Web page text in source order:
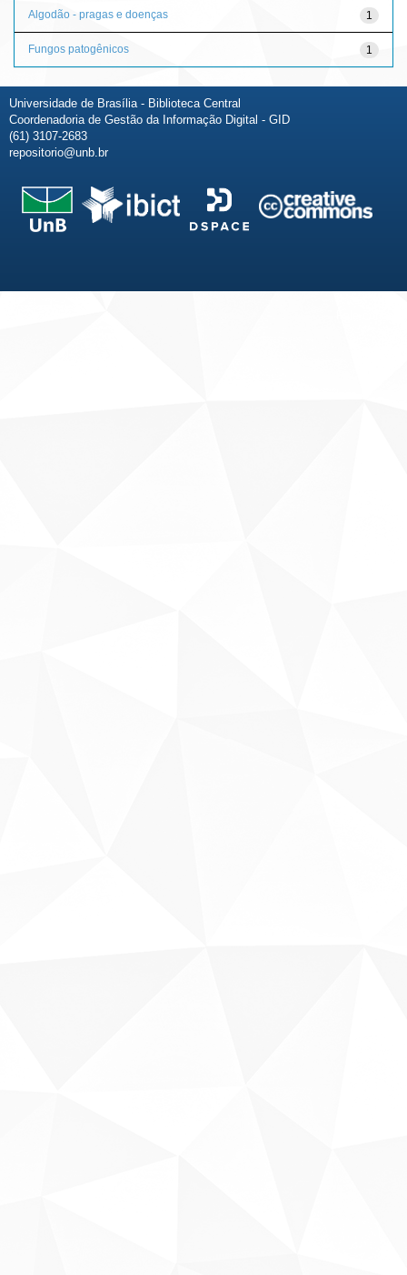
1
Algodão - pragas e doenças
1
Fungos patogênicos
Universidade de Brasília - Biblioteca Central
Coordenadoria de Gestão da Informação Digital - GID
(61) 3107-2683
repositorio@unb.br